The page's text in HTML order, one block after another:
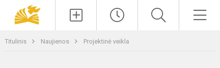
Titulinis Naujienos Projektinė veikla